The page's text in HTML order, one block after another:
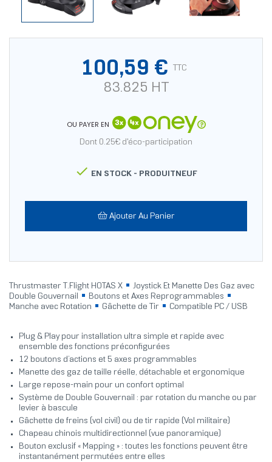
100,59 € TTC
83.825 HT
OU PAYER EN
Dont 0.25€ d'éco-participation
 EN STOCK - PRODUITNEUF
Ajouter Au Panier
Thrustmaster T.Flight HOTAS X
Joystick Et Manette Des Gaz avec
Double Gouvernail
Boutons et Axes Reprogrammables
Manche avec Rotation
Gâchette de Tir Compatible PC / USB
Plug & Play pour installation ultra simple et rapide avec
ensemble des fonctions préconfigurées
12 boutons d’actions et 5 axes programmables
Manette des gaz de taille réelle, détachable et ergonomique
Large repose-main pour un confort optimal
Système de Double Gouvernail : par rotation du manche ou par
levier à bascule
Gâchette de freins (vol civil) ou de tir rapide (Vol militaire)
Chapeau chinois multidirectionnel (vue panoramique)
Bouton exclusif « Mapping » : toutes les fonctions peuvent être
instantanément permutées entre elles